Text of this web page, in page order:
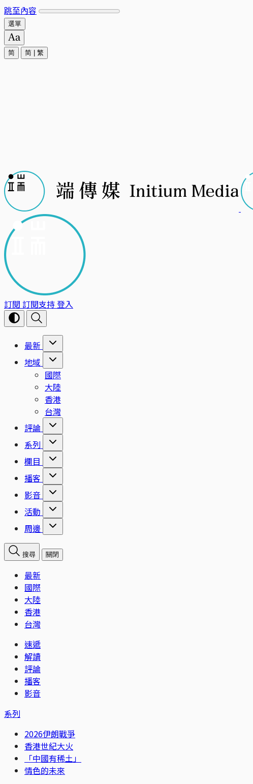
跳至內容
選單
简 简 繁
訂閱 訂閱支持登入
最新
地域
國際
大陸
香港
台灣
評論
系列
欄目
播客
影音
活動
周邊
搜尋 關閉
最新
國際
大陸
香港
台灣
速遞
解讀
評論
播客
影音
系列
2026伊朗戰爭
香港世紀大火
「中國有稀土」
情色的未來